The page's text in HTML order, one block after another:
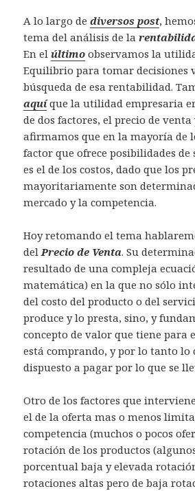
A lo largo dediversos post,
tema del análisis de la
En el último observamos la
Equilibrio para tomar decisiones
búsqueda de esa rentabilidad.
aquíque la utilidad empresaria
de dos factores, el precio de venta
afirmamos que en la mayoría de
factor que ofrece posibilidades
es el de los costos, dado que los
mayoritariamente son
mercado y la competencia.
Hoy retomando el tema
delPrecio de Venta. Su
resultado de una compleja
matemática) en la que no sólo
del costo del producto o del
produce y lo presta, sino, y
concepto de valor que tiene para
está comprando, y por lo tanto lo
dispuesto a pagar por lo que se
Otro de los factores que
el de la oferta mas o menos
competencia (muchos o pocos
rotación de los productos
porcentual baja y elevada
rotaciones altas pero de baja